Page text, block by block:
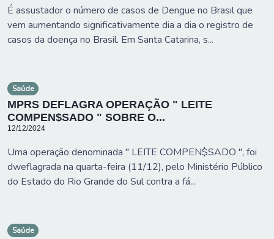
É assustador o número de casos de Dengue no Brasil que
vem aumentando significativamente dia a dia o registro de
casos da doença no Brasil. Em Santa Catarina, s...
Saúde
MPRS DEFLAGRA OPERAÇÃO " LEITE
COMPEN$SADO " SOBRE O...
12/12/2024
Uma operação denominada " LEITE COMPEN$SADO ", foi
dweflagrada na quarta-feira (11/12), pelo Ministério Público
do Estado do Rio Grande do Sul contra a fá...
Saúde